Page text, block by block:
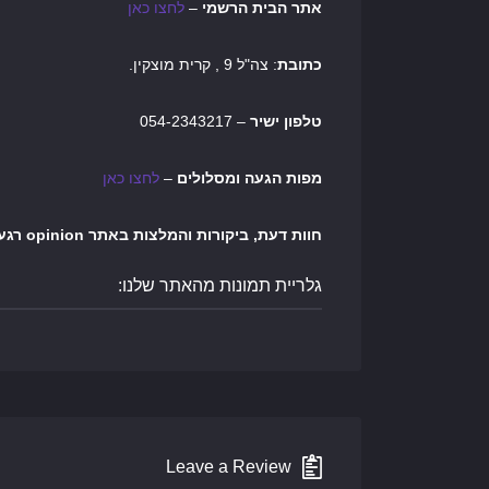
אתר הבית הרשמי – לחצו כאן
כתובת: צה"ל 9 , קרית מוצקין.
טלפון ישיר – 054-2343217
מפות הגעה ומסלולים – לחצו כאן
חוות דעת, ביקורות והמלצות באתר opinion רגע לפני שיוצרים קשר
גלריית תמונות מהאתר שלנו:
Leave a Review